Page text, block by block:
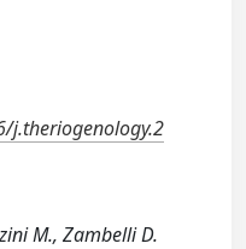
j.theriogenology.2
M., Zambelli D.